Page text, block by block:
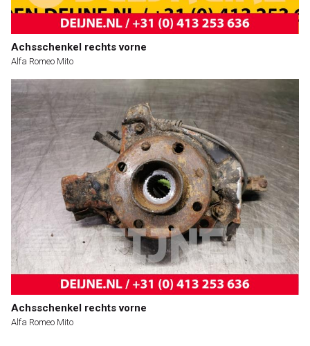
Achsschenkel rechts vorne
Alfa Romeo Mito
Achsschenkel rechts vorne
Alfa Romeo Mito